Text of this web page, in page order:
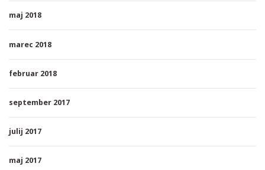
maj 2018
marec 2018
februar 2018
september 2017
julij 2017
maj 2017